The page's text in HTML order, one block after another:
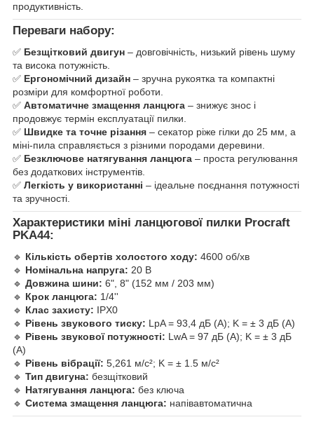
продуктивність.
Переваги набору:
✅ Безщітковий двигун – довговічність, низький рівень шуму
та висока потужність.
✅ Ергономічний дизайн – зручна рукоятка та компактні
розміри для комфортної роботи.
✅ Автоматичне змащення ланцюга – знижує знос і
продовжує термін експлуатації пилки.
✅ Швидке та точне різання – секатор ріже гілки до 25 мм, а
міні-пила справляється з різними породами деревини.
✅ Безключове натягування ланцюга – проста регулювання
без додаткових інструментів.
✅ Легкість у використанні – ідеальне поєднання потужності
та зручності.
Характеристики міні ланцюгової пилки Procraft
PKA44:
🔹 Кількість обертів холостого ходу: 4600 об/хв
🔹 Номінальна напруга: 20 В
🔹 Довжина шини: 6", 8" (152 мм / 203 мм)
🔹 Крок ланцюга: 1/4''
🔹 Клас захисту: IPX0
🔹 Рівень звукового тиску: LpA = 93,4 дБ (А); K = ± 3 дБ (А)
🔹 Рівень звукової потужності: LwA = 97 дБ (А); K = ± 3 дБ
(А)
🔹 Рівень вібрації: 5,261 м/с²; K = ± 1.5 м/с²
🔹 Тип двигуна: безщітковий
🔹 Натягування ланцюга: без ключа
🔹 Система змащення ланцюга: напівавтоматична